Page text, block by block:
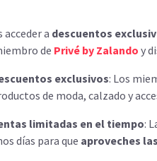
acceder a descuentos
de Privé by Zalando y
exclusivos: Los
de moda, calzado y
limitadas en el tiempo:
días para que aproveches